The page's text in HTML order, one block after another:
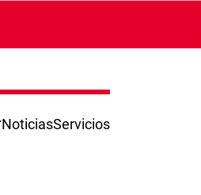
NoticiasServicios